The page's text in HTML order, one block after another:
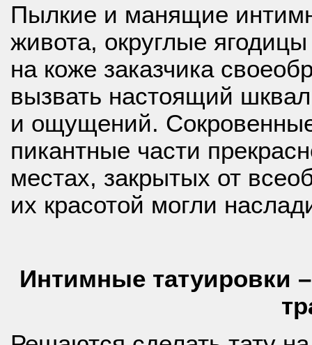
Пылкие и манящие
живота, округлые
на коже заказчика
вызвать настоящий
и ощущений.
пикантные части
местах, закрытых от
их красотой могли
Интимные татуировки